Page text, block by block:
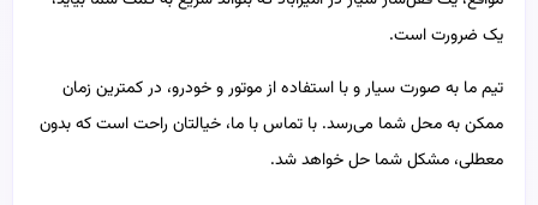
یک ضرورت است.
تیم ما به صورت سیار و با استفاده از موتور و خودرو، در کمترین زمان
ممکن به محل شما می‌رسد. با تماس با ما، خیالتان راحت است که بدون
معطلی، مشکل شما حل خواهد شد.